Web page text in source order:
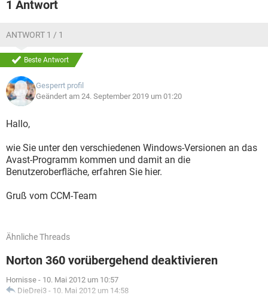
1 Antwort
ANTWORT 1 / 1
Beste Antwort
Gesperrt profil
Geändert am 24. September 2019 um 01:20
Hallo,
wie Sie unter den verschiedenen Windows-Versionen an das
Avast-Programm kommen und damit an die
Benutzeroberfläche, erfahren Sie hier.
Gruß vom CCM-Team
Ähnliche Threads
Norton 360 vorübergehend deaktivieren
Hornisse - 10. Mai 2012 um 10:57
DieDrei3 - 10. Mai 2012 um 14:58